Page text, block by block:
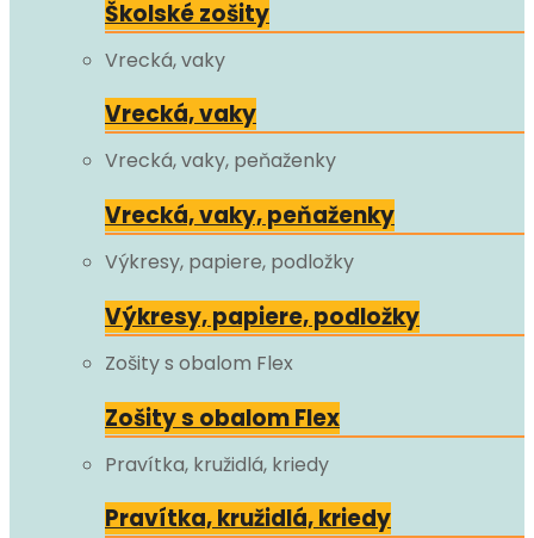
Školské zošity
Vrecká, vaky
Vrecká, vaky
Vrecká, vaky, peňaženky
Vrecká, vaky, peňaženky
Výkresy, papiere, podložky
Výkresy, papiere, podložky
Zošity s obalom Flex
Zošity s obalom Flex
Pravítka, kružidlá, kriedy
Pravítka, kružidlá, kriedy